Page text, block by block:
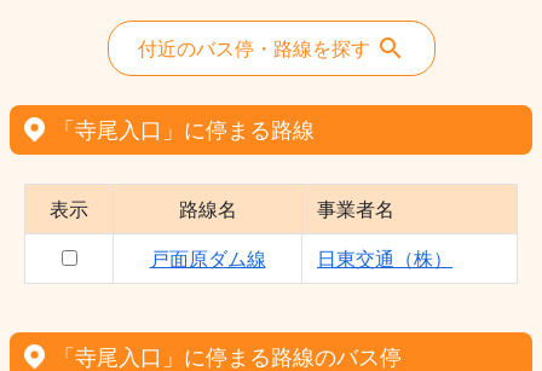
付近のバス停・路線を探す
「寺尾入口」に停まる路線
表示 路線名 事業者名
戸面原ダム線 日東交通（株）
「寺尾入口」に停まる路線のバス停